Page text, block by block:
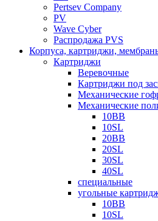
Pertsev Company
PV
Wave Cyber
Распродажа PVS
Корпуса, картриджи,
Картриджи
Веревочные
Картриджи под
Механические
Механические
10BB
10SL
20BB
20SL
30SL
40SL
специальные
угольные
10BB
10SL